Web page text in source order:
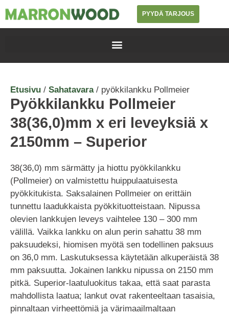
PYYDÄ TARJOUS
Etusivu / Sahatavara/ pyökkilankku Pollmeier
Pyökkilankku Pollmeier
38(36,0)mm x eri leveyksiä x
2150mm – Superior
38(36,0) mm särmätty ja hiottu pyökkilankku
(Pollmeier) on valmistettu huippulaatuisesta
pyökkitukista. Saksalainen Pollmeier on erittäin
tunnettu laadukkaista pyökkituotteistaan. Nipussa
olevien lankkujen leveys vaihtelee 130 – 300 mm
välillä. Vaikka lankku on alun perin sahattu 38 mm
paksuudeksi, hiomisen myötä sen todellinen paksuus
on 36,0 mm. Laskutuksessa käytetään alkuperäistä 38
mm paksuutta. Jokainen lankku nipussa on 2150 mm
pitkä. Superior-laatuluokitus takaa, että saat parasta
mahdollista laatua; lankut ovat rakenteeltaan tasaisia,
pinnaltaan virheettömiä ja värimaailmaltaan